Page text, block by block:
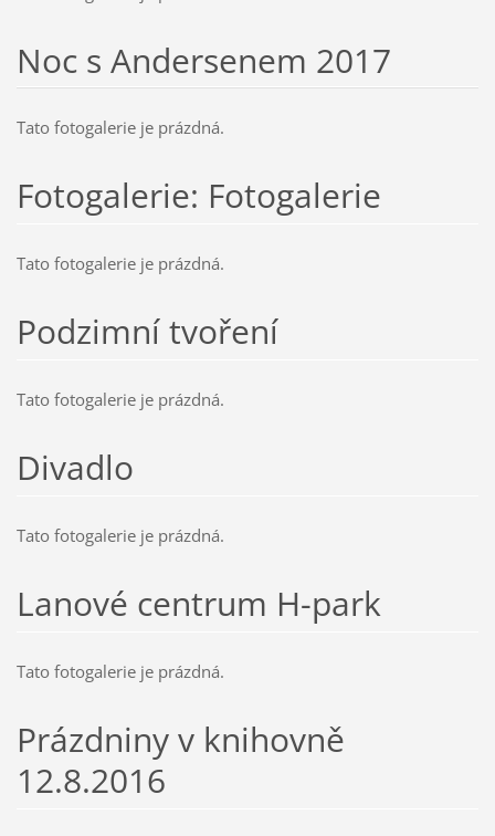
Noc s Andersenem 2017
Tato fotogalerie je prázdná.
Fotogalerie: Fotogalerie
Tato fotogalerie je prázdná.
Podzimní tvoření
Tato fotogalerie je prázdná.
Divadlo
Tato fotogalerie je prázdná.
Lanové centrum H-park
Tato fotogalerie je prázdná.
Prázdniny v knihovně
12.8.2016